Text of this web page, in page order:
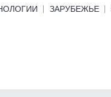
ЗАРУБЕЖЬЕ